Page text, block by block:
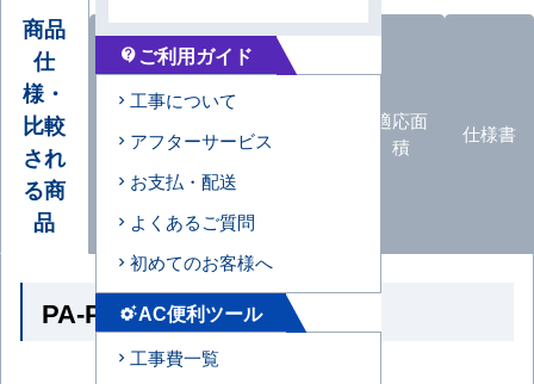
商品
仕
様・
比較
され
る商
品
オプ
品
一覧
ン形状
適応面
積
仕様書
PA-P40U7HB の商品仕様
contact_support ご利用ガイド
工事について
アフターサービス
お支払・配送
よくあるご質問
初めてのお客様へ
settings_suggestAC便利ツール
工事費一覧